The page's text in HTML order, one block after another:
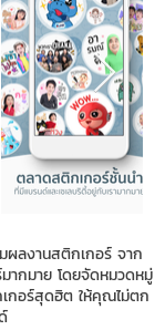
ลงานสติกเกอร์ จาก
ากมาย โดยจัดหมวดหมู่
กอร์สุดฮิต ให้คุณไม่ตก